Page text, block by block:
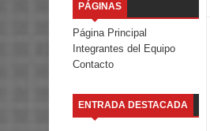
PÁGINAS
Página Principal
Integrantes del Equipo
Contacto
ENTRADA DESTACADA